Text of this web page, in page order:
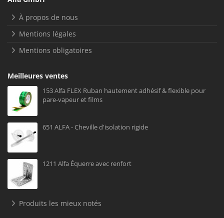
À propos de nous
Mentions légales
Mentions obligatoires
Meilleures ventes
153 Alfa FLEX Ruban hautement adhésif & flexible pour
pare-vapeur et films
651 ALFA - Cheville d'isolation rigide
1211 Alfa Équerre avec renfort
Produits les mieux notés